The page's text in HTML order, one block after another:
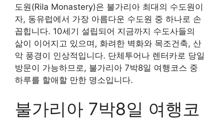
도원(Rila Monastery)은 불가리아 최대의 수도원이
자, 동유럽에서 가장 아름다운 수도원 중 하나로 손
꼽힙니다. 10세기 설립되어 지금까지 수도사들의
삶이 이어지고 있으며, 화려한 벽화와 목조건축, 산
악 풍경이 인상적입니다. 단체투어나 렌터카로 당일
방문이 가능하므로, 불가리아 7박8일 여행코스 중
하루를 할애할 만한 명소입니다.
불가리아 7박8일 여행코